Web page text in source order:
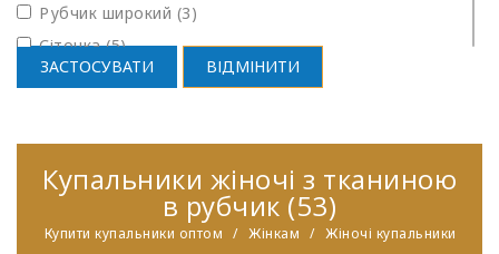
Рубчик широкий (3)
Сіточка (5)
Сіточка SPF35 (41)
Структурна (34)
Структурна з блиском (1)
ЗАСТОСУВАТИ ВІДМІНИТИ
Купальники жіночі з тканиною
в рубчик (53)
Купити купальники оптом Жінкам Жіночі купальники